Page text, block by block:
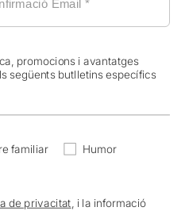
promocions i avantatges
següents butlletins específics
familiar Humor
de privacitat , i la informació